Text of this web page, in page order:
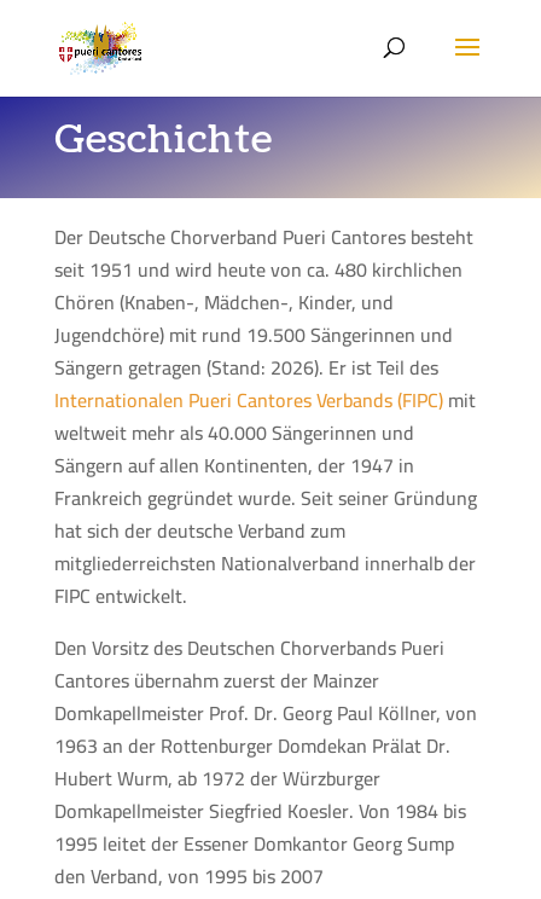
Geschichte
Der Deutsche Chorverband Pueri Cantores besteht
seit 1951 und wird heute von ca. 480 kirchlichen
Chören (Knaben-, Mädchen-, Kinder, und
Jugendchöre) mit rund 19.500 Sängerinnen und
Sängern getragen (Stand: 2026). Er ist Teil des
Internationalen Pueri Cantores Verbands (FIPC)mit
weltweit mehr als 40.000 Sängerinnen und
Sängern auf allen Kontinenten, der 1947 in
Frankreich gegründet wurde. Seit seiner Gründung
hat sich der deutsche Verband zum
mitgliederreichsten Nationalverband innerhalb der
FIPC entwickelt.
Den Vorsitz des Deutschen Chorverbands Pueri
Cantores übernahm zuerst der Mainzer
Domkapellmeister Prof. Dr. Georg Paul Köllner, von
1963 an der Rottenburger Domdekan Prälat Dr.
Hubert Wurm, ab 1972 der Würzburger
Domkapellmeister Siegfried Koesler. Von 1984 bis
1995 leitet der Essener Domkantor Georg Sump
den Verband, von 1995 bis 2007